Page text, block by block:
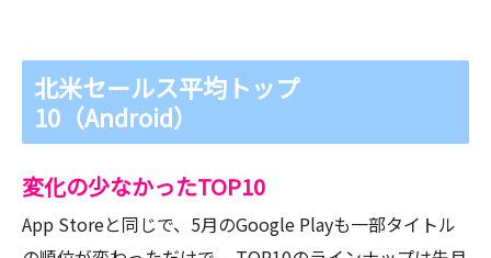
北米セールス平均トップ
10（Android）
変化の少なかったTOP10
App Storeと同じで、5月のGoogle Playも一部タイトル